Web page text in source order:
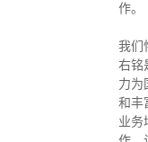
作。
我们
右铭
力为
和丰
业务